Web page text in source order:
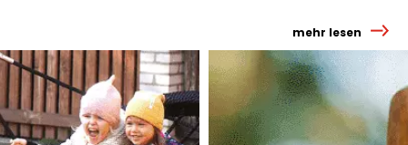
mehr lesen